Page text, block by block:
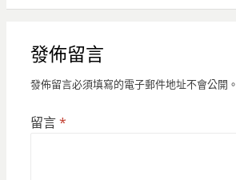
發佈留言
發佈留言必須填寫的電子郵件地址不會公開。
留言*